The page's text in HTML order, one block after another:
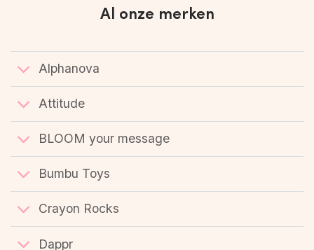
Al onze merken
Alphanova
Attitude
BLOOM your message
Bumbu Toys
Crayon Rocks
Dappr